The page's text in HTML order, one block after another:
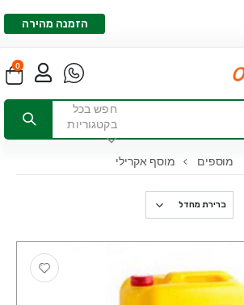
הזמנה מהירה
0
חפש בכל
בקטגוריות
מוספים מוסף אקרילי